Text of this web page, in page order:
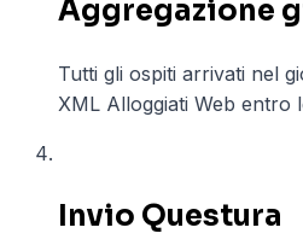
Aggregazione
Tutti gli ospiti arrivati nel
XML Alloggiati Web entro
Invio Questura